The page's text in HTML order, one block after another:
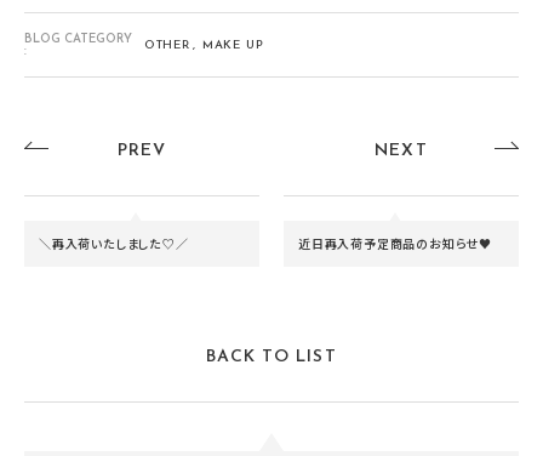
BLOG CATEGORY
:
OTHER MAKE UP
PREV
＼再入荷いたしました♡／
NEXT
近日再入荷予定商品のお知らせ♥
BACK TO LIST